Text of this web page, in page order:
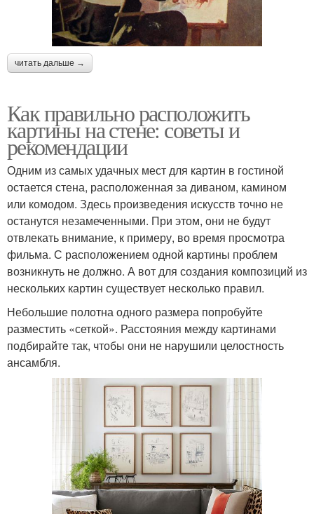
читать дальше →
Как правильно расположить
картины на стене: советы и
рекомендации
Одним из самых удачных мест для картин в гостиной
остается стена, расположенная за диваном, камином
или комодом. Здесь произведения искусств точно не
останутся незамеченными. При этом, они не будут
отвлекать внимание, к примеру, во время просмотра
фильма. С расположением одной картины проблем
возникнуть не должно. А вот для создания композиций из
нескольких картин существует несколько правил.
Небольшие полотна одного размера попробуйте
разместить «сеткой». Расстояния между картинами
подбирайте так, чтобы они не нарушили целостность
ансамбля.